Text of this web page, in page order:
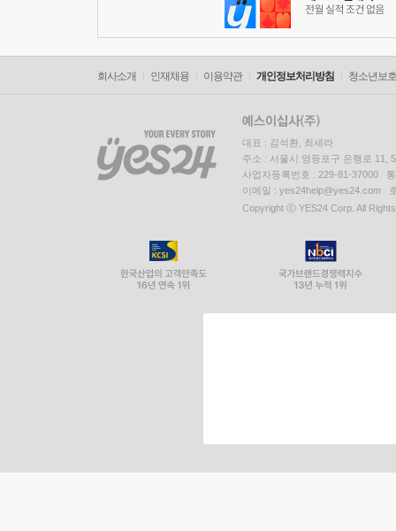
회사소개 인재채용 이용약관 개인정보처리방침 청소년보
대표 : 김석환, 최세라
주소 : 서울시 영등포구 은행로 11,
사업자등록번호 : 229-81-37000
이메일 : yes24help@yes24.com
Copyright ⓒ YES24 Corp. All